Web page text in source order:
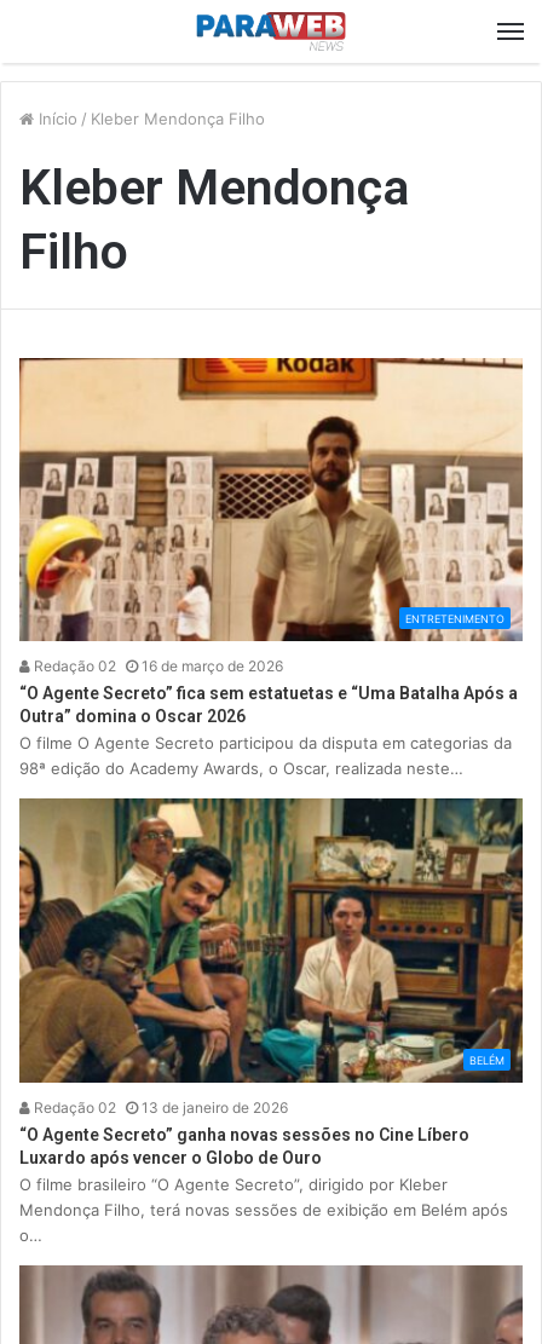
Início / Kleber Mendonça Filho
Kleber Mendonça
Filho
ENTRETENIMENTO
Redação 02 16 de março de 2026
“O Agente Secreto” fica sem estatuetas e “Uma Batalha Após a
Outra” domina o Oscar 2026
O filme O Agente Secreto participou da disputa em categorias da
98ª edição do Academy Awards, o Oscar, realizada neste…
BELÉM
Redação 02 13 de janeiro de 2026
“O Agente Secreto” ganha novas sessões no Cine Líbero
Luxardo após vencer o Globo de Ouro
O filme brasileiro “O Agente Secreto”, dirigido por Kleber
Mendonça Filho, terá novas sessões de exibição em Belém após
o…